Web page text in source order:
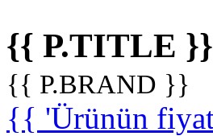
{{ P.TITLE }}
{{ P.BRAND }}
{{ 'Ürünün